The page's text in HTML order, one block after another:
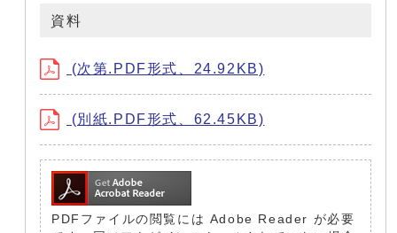
資料
(次第.PDF形式、24.92KB)
(別紙.PDF形式、62.45KB)
PDFファイルの閲覧には Adobe Reader が必要